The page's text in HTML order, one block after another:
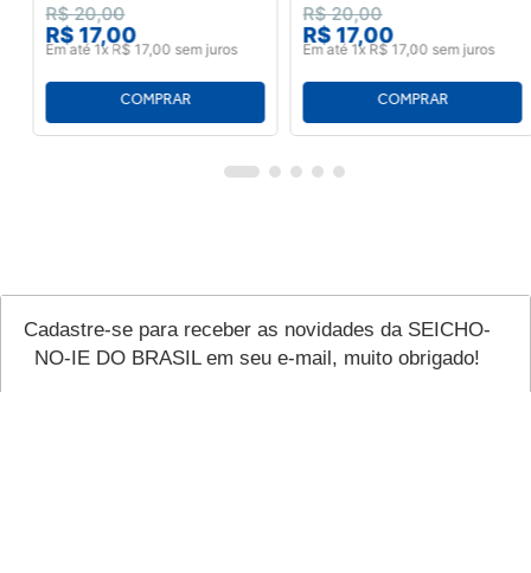
R$ 20,00
R$ 17,00
Em até 1x R$ 17, 00 sem juros
R$ 20,00
R$ 17,00
Em até 1x R$ 17, 00 sem juros
Cadastre-se para receber as novidades da SEICHO-
NO-IE DO BRASIL em seu e-mail, muito obrigado!